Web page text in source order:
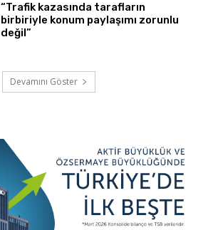
“Trafik kazasında tarafların
birbiriyle konum paylaşımı zorunlu
değil”
Devamını Göster